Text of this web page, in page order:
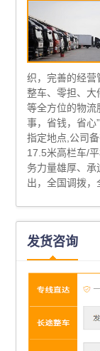
织，完善的经营
整车、零担、大
等全方位的物流
事，省钱，省心
指定地点,公司
17.5米高栏车/
务力量雄厚、
出，全国调拨，
发货咨询